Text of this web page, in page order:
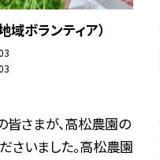
域ボランティア）
皆さまが、高松農園の
さいました。高松農園